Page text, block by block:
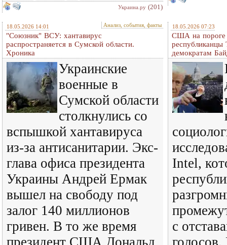
Украина.ру (201)
18.05.2026 14:01 Анализ, события, факты
"Союзник" ВСУ: хантавирус
распространяется в Сумской области.
Хроника
Украинские
военные в
Сумской области
столкнулись со
вспышкой хантавируса
из-за антисанитарии. Экс-
глава офиса президента
Украины Андрей Ермак
вышел на свободу под
залог 140 миллионов
гривен. В то же время
президент США Дональд
18.05.2026 07:23
США на пороге
республиканцы
демократам
Intel,
с
голосов.